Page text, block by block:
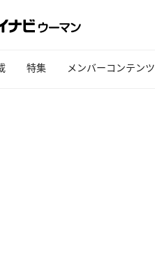
特集 メンバーコンテンツ